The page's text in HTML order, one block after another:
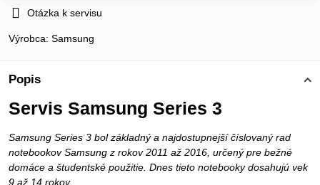
Otázka k servisu
Výrobca: Samsung
Popis
Servis Samsung Series 3
Samsung Series 3 bol základný a najdostupnejší číslovaný rad
notebookov Samsung z rokov 2011 až 2016, určený pre bežné
domáce a študentské použitie. Dnes tieto notebooky dosahujú vek
9 až 14 rokov.